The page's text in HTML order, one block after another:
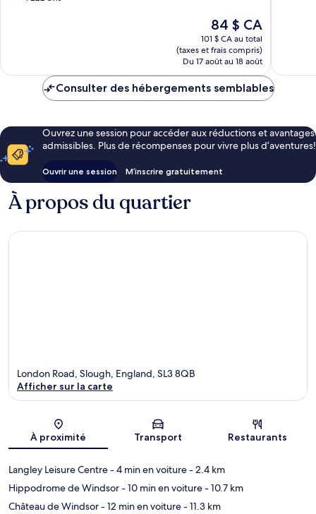
Le
prix
est
de
84 $ CA
84 $ CA
101 $ CA au total
(taxes et frais compris)
Du 17 août au 18 août
Consulter des hébergements semblables
Ouvrez une session pour accéder aux réductions et avantages
admissibles. Plus de récompenses pour vivre plus d’aventures!
Ouvrir une session M’inscrire gratuitement
À propos du quartier
Carte
London Road, Slough, England, SL3 8QB
Afficher sur la carte
À proximité Transport Restaurants
Langley Leisure Centre- 4 min en voiture- 2.4 km
Hippodrome de Windsor- 10 min en voiture- 10.7 km
Château de Windsor- 12 min en voiture- 11.3 km